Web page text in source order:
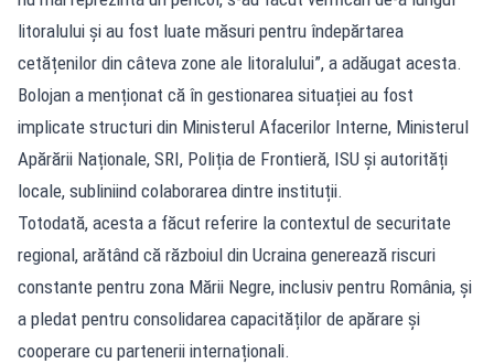
litoralului și au fost luate măsuri pentru îndepărtarea
cetățenilor din câteva zone ale litoralului”, a adăugat acesta.
Bolojan a menționat că în gestionarea situației au fost
implicate structuri din Ministerul Afacerilor Interne, Ministerul
Apărării Naționale, SRI, Poliția de Frontieră, ISU și autorități
locale, subliniind colaborarea dintre instituții.
Totodată, acesta a făcut referire la contextul de securitate
regional, arătând că războiul din Ucraina generează riscuri
constante pentru zona Mării Negre, inclusiv pentru România, și
a pledat pentru consolidarea capacităților de apărare și
cooperare cu partenerii internaționali.